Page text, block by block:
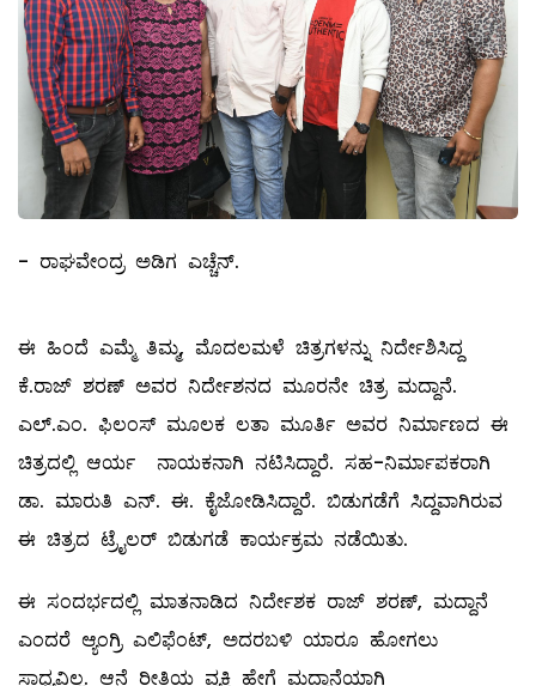
- ರಾಘವೇಂದ್ರ ಅಡಿಗ ಎಚ್ಚೆನ್.
ಈ ಹಿಂದೆ ಎಮ್ಮೆ ತಿಮ್ಮ, ಮೊದಲಮಳೆ ಚಿತ್ರಗಳನ್ನು ನಿರ್ದೇಶಿಸಿದ್ದ
ಕೆ.ರಾಜ್ ಶರಣ್ ಅವರ ನಿರ್ದೇಶನದ ಮೂರನೇ ಚಿತ್ರ ಮದ್ದಾನೆ.
ಎಲ್.ಎಂ. ಫಿಲಂಸ್ ಮೂಲಕ ಲತಾ ಮೂರ್ತಿ ಅವರ ನಿರ್ಮಾಣದ ಈ
ಚಿತ್ರದಲ್ಲಿ ಆರ್ಯ ನಾಯಕನಾಗಿ ನಟಿಸಿದ್ದಾರೆ. ಸಹ-ನಿರ್ಮಾಪಕರಾಗಿ
ಡಾ. ಮಾರುತಿ ಎನ್. ಈ. ಕೈಜೋಡಿಸಿದ್ದಾರೆ. ಬಿಡುಗಡೆಗೆ ಸಿದ್ದವಾಗಿರುವ
ಈ ಚಿತ್ರದ ಟ್ರೈಲರ್ ಬಿಡುಗಡೆ ಕಾರ್ಯಕ್ರಮ ನಡೆಯಿತು.
ಈ ಸಂದರ್ಭದಲ್ಲಿ ಮಾತನಾಡಿದ ನಿರ್ದೇಶಕ ರಾಜ್ ಶರಣ್, ಮದ್ದಾನೆ
ಎಂದರೆ ಆ್ಯಂಗ್ರಿ ಎಲಿಫೆಂಟ್, ಅದರಬಳಿ ಯಾರೂ ಹೋಗಲು
ಸಾಧ್ಯವಿಲ್ಲ. ಆನೆ ರೀತಿಯ ವ್ಯಕ್ತಿ ಹೇಗೆ ಮದ್ದಾನೆಯಾಗಿ